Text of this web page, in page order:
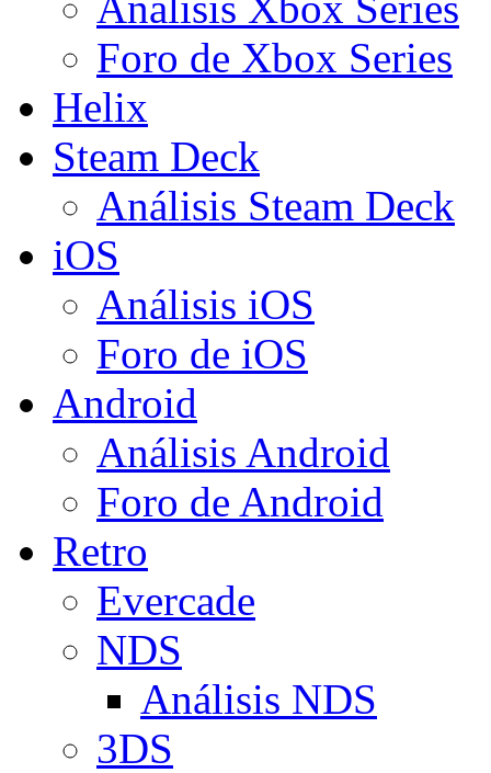
Foro de Xbox Series
Helix
Steam Deck
Análisis Steam Deck
iOS
Análisis iOS
Foro de iOS
Android
Análisis Android
Foro de Android
Retro
Evercade
NDS
Análisis NDS
3DS